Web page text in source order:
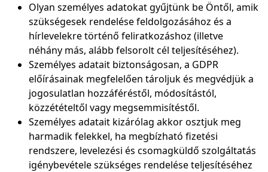
Olyan személyes adatokat gyűjtünk be Öntől, amik
szükségesek rendelése feldolgozásához és a
hírlevelekre történő feliratkozáshoz (illetve
néhány más, alább felsorolt cél teljesítéséhez).
Személyes adatait biztonságosan, a GDPR
előírásainak megfelelően tároljuk és megvédjük a
jogosulatlan hozzáféréstől, módosítástól,
közzétételtől vagy megsemmisítéstől.
Személyes adatait kizárólag akkor osztjuk meg
harmadik felekkel, ha megbízható fizetési
rendszere, levelezési és csomagküldő szolgáltatás
igénybevétele szükséges rendelése teljesítéséhez